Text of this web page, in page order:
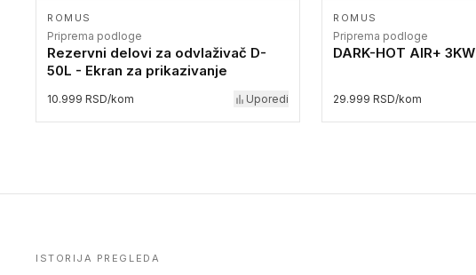
ROMUS
Priprema podloge
Rezervni delovi za odvlaživač D-
50L - Ekran za prikazivanje
10.999 RSD/kom Uporedi
ROMUS
Priprema podloge
DARK-HOT AIR+ 3KW
29.999 RSD/kom
ISTORIJA PREGLEDA